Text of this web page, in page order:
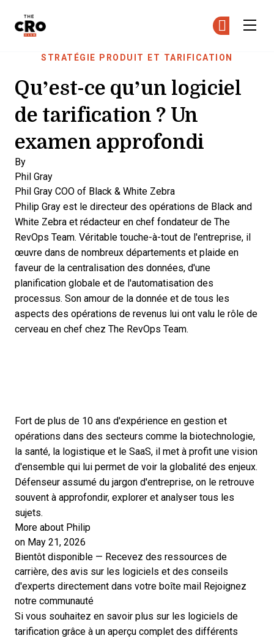
Skip to main contentSTRATÉGIE PRODUIT ET TARIFICATION
Qu’est-ce qu’un logiciel
de tarification ? Un
examen approfondi
By
Phil Gray
Phil Gray COO of Black & White Zebra
Philip Gray est le directeur des opérations de Black and
White Zebra et rédacteur en chef fondateur de The
RevOps Team. Véritable touche-à-tout de l'entreprise, il
œuvre dans de nombreux départements et plaide en
faveur de la centralisation des données, d'une
planification globale et de l'automatisation des
processus. Son amour de la donnée et de tous les
aspects des opérations de revenus lui ont valu le rôle de
cerveau en chef chez The RevOps Team.
Fort de plus de 10 ans d'expérience en gestion et
opérations dans des secteurs comme la biotechnologie,
la santé, la logistique et le SaaS, il met à profit une vision
d'ensemble qui lui permet de voir la globalité des enjeux.
Défenseur assumé du jargon d'entreprise, on le retrouve
souvent à approfondir, explorer et analyser tous les
sujets.
More about Philip
on May 21, 2026
Bientôt disponible — Recevez des ressources de
carrière, des avis sur les logiciels et des conseils
d'experts directement dans votre boîte mail
Rejoignez
notre communauté
Si vous souhaitez en savoir plus sur les logiciels de
tarification grâce à un aperçu complet des différents